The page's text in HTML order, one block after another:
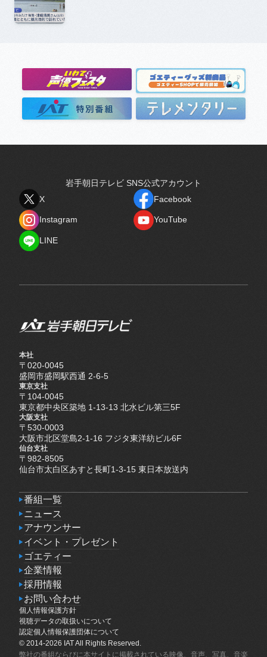
岩手朝日テレビ SNS公式アカウント
X
Facebook
Instagram
YouTube
LINE
本社
〒020-0045
盛岡市盛岡駅西通 2-6-5
東京支社
〒104-0045
東京都中央区築地 1-13-13 北水ビル第三5F
大阪支社
〒530-0003
大阪市北区堂島2-1-16 フジタ東洋紡ビル6F
仙台支社
〒982-8505
仙台市太白区あすと長町1-3-15 東日本放送内
番組一覧
番組一覧
ニュース
ニュース
アナウンサー
アナウンサー
イベント・プレゼント
イベント・プレゼント
ゴエティー
ゴエティー
企業情報
企業情報
採用情報
採用情報
お問い合わせ
お問い合わせ
個人情報保護方針
個人情報保護方針
視聴データの取扱いについて
視聴データの取扱いについて
認定個人情報保護団体について
認定個人情報保護団体について
© 2014-2026 IAT All Rights Reserved.
弊社の番組ならびに本サイトに掲載されている映像、音声、写真、音楽